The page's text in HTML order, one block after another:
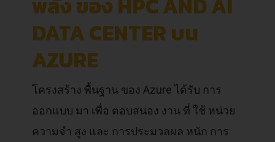
พลัง ของ HPC AND AI
DATA CENTER บน
AZURE
โครงสร้าง พื้นฐาน ของ Azure ได้รับ การ
ออกแบบ มา เพื่อ ตอบสนอง งาน ที่ ใช้ หน่วย
ความจำ สูง และ การประมวลผล หนัก การ